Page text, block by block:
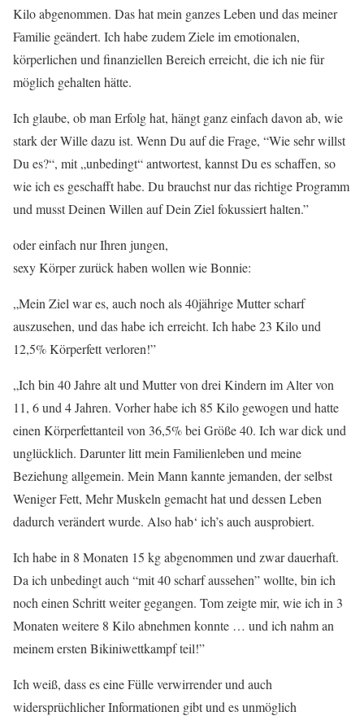
Kilo abgenommen. Das hat mein ganzes Leben und das meiner
Familie geändert. Ich habe zudem Ziele im emotionalen,
körperlichen und finanziellen Bereich erreicht, die ich nie für
möglich gehalten hätte.
Ich glaube, ob man Erfolg hat, hängt ganz einfach davon ab, wie
stark der Wille dazu ist. Wenn Du auf die Frage, “Wie sehr willst
Du es?“, mit „unbedingt“ antwortest, kannst Du es schaffen, so
wie ich es geschafft habe. Du brauchst nur das richtige Programm
und musst Deinen Willen auf Dein Ziel fokussiert halten.”
oder einfach nur Ihren jungen,
sexy Körper zurück haben wollen wie Bonnie:
„Mein Ziel war es, auch noch als 40jährige Mutter scharf
auszusehen, und das habe ich erreicht. Ich habe 23 Kilo und
12,5% Körperfett verloren!”
„Ich bin 40 Jahre alt und Mutter von drei Kindern im Alter von
11, 6 und 4 Jahren. Vorher habe ich 85 Kilo gewogen und hatte
einen Körperfettanteil von 36,5% bei Größe 40. Ich war dick und
unglücklich. Darunter litt mein Familienleben und meine
Beziehung allgemein. Mein Mann kannte jemanden, der selbst
Weniger Fett, Mehr Muskeln gemacht hat und dessen Leben
dadurch verändert wurde. Also hab‘ ich’s auch ausprobiert.
Ich habe in 8 Monaten 15 kg abgenommen und zwar dauerhaft.
Da ich unbedingt auch “mit 40 scharf aussehen” wollte, bin ich
noch einen Schritt weiter gegangen. Tom zeigte mir, wie ich in 3
Monaten weitere 8 Kilo abnehmen konnte … und ich nahm an
meinem ersten Bikiniwettkampf teil!”
Ich weiß, dass es eine Fülle verwirrender und auch
widersprüchlicher Informationen gibt und es unmöglich